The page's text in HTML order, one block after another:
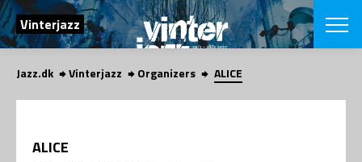
SEARCH
Vinterjazz
Jazz.dk Vinterjazz Organizers ALICE
ALICE